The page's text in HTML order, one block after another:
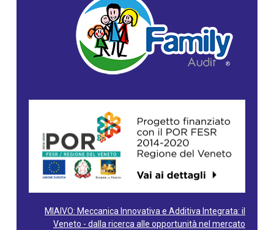
MIAIVO: Meccanica Innovativa e Additiva Integrata: il
Veneto - dalla ricerca alle opportunità nel mercato